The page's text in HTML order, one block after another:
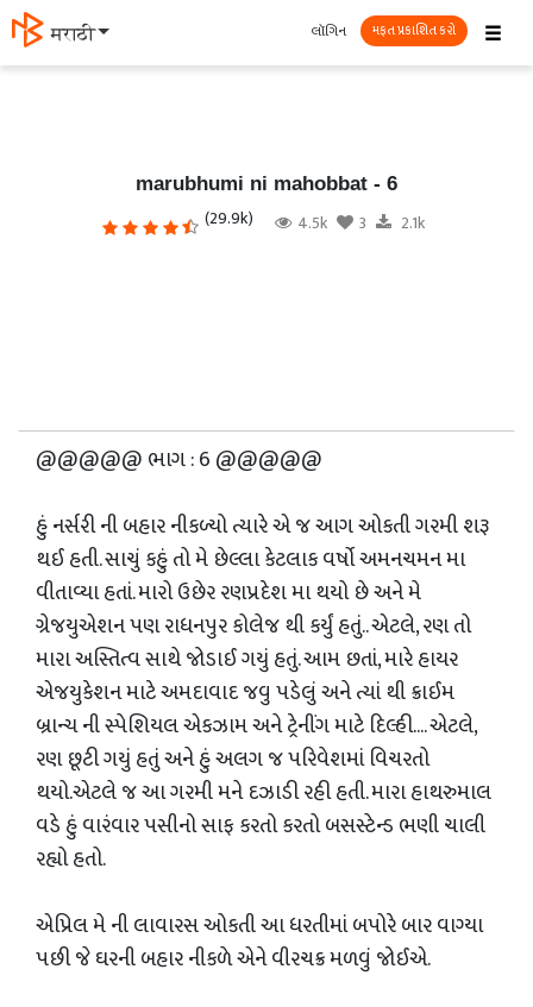
தமிழ் ☰
લૉગિન મફત પ્રકાશિત કરો
marubhumi ni mahobbat - 6
(29.9k) 4.5k 3 2.1k
@@@@@ ભાગ : 6 @@@@@
હું નર્સરી ની બહાર નીકળ્યો ત્યારે એ જ આગ ઓકતી ગરમી શરૂ
થઈ હતી. સાચું કહું તો મે છેલ્લા કેટલાક વર્ષો અમનચમન મા
વીતાવ્યા હતાં. મારો ઉછેર રણપ્રદેશ મા થયો છે અને મે
ગ્રેજયુએશન પણ રાધનપુર કોલેજ થી કર્યું હતું.. એટલે, રણ તો
મારા અસ્તિત્વ સાથે જોડાઈ ગયું હતું. આમ છતાં, મારે હાયર
એજયુકેશન માટે અમદાવાદ જવુ પડેલું અને ત્યાં થી ક્રાઈમ
બ્રાન્ચ ની સ્પેશિયલ એકઝામ અને ટ્રેનીંગ માટે દિલ્હી.... એટલે,
રણ છૂટી ગયું હતું અને હું અલગ જ પરિવેશમાં વિચરતો
થયો.એટલે જ આ ગરમી મને દઝાડી રહી હતી. મારા હાથરુમાલ
વડે હું વારંવાર પસીનો સાફ કરતો કરતો બસસ્ટેન્ડ ભણી ચાલી
રહ્યો હતો.
એપ્રિલ મે ની લાવારસ ઓકતી આ ધરતીમાં બપોરે બાર વાગ્યા
પછી જે ઘરની બહાર નીકળે એને વીરચક્ર મળવું જોઈએ.